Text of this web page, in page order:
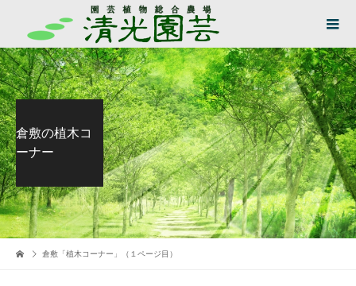
倉敷の植木コ
ーナー
倉敷「植木コーナー」（１ページ目）